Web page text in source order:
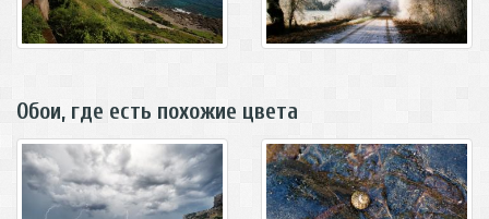
Обои, где есть похожие цвета